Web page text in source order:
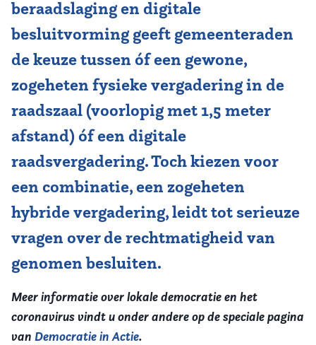
beraadslaging en digitale
besluitvorming geeft gemeenteraden
de keuze tussen óf een gewone,
zogeheten fysieke vergadering in de
raadszaal (voorlopig met 1,5 meter
afstand) óf een digitale
raadsvergadering. Toch kiezen voor
een combinatie, een zogeheten
hybride vergadering, leidt tot serieuze
vragen over de rechtmatigheid van
genomen besluiten.
Meer informatie over lokale democratie en het
coronavirus vindt u onder andere op de speciale pagina
van Democratie in Actie.